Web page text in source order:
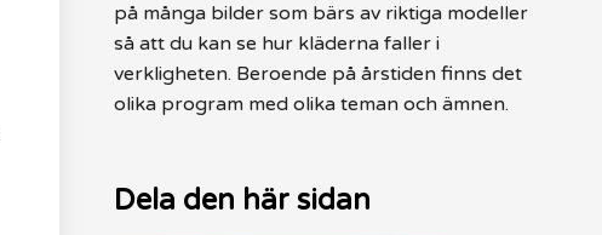
på många bilder som bärs av riktiga modeller
så att du kan se hur kläderna faller i
verkligheten. Beroende på årstiden finns det
olika program med olika teman och ämnen.
Dela den här sidan